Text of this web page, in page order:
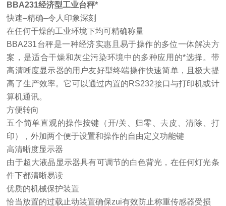
BBA231经济型工业台秤*
快速–精确–令人印象深刻
在任何干燥的工业环境下均可精确称量
BBA231台秤是一种经济实惠且易于操作的多位一体解决方
案，是适合干燥和灰尘污染环境中的多种应用的*选择。带
高清晰度显示器的用户友好型终端操作快速简单，且极大提
高了生产效率。它可以通过内置的RS232接口与打印机或计
算机通讯。
方便转向
五个简单直观的操作按键（开/关、归零、去皮、清除、打
印），外加两个便于设置和操作的自由定义功能键
高清晰度显示器
由于超大液晶显示器具有可调节的白色背光，在任何灯光条
件下都清晰易读
优质的机械保护装置
恰当放置的过载止动装置确保zui有效防止称重传感器受损